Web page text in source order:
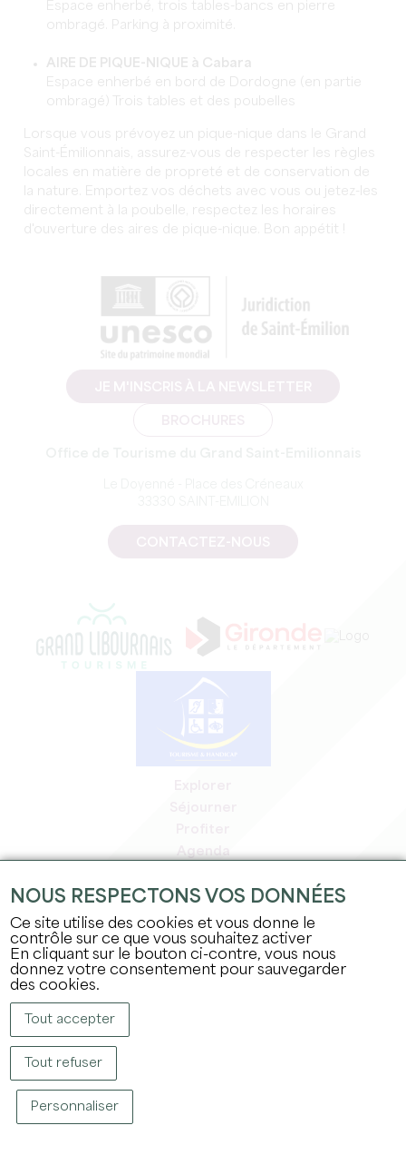
Espace enherbé, trois tables-bancs en pierre
ombragé. Parking à proximité.
AIRE DE PIQUE-NIQUE à Cabara
Espace enherbé en bord de Dordogne (en partie
ombragé) Trois tables et des poubelles
Lorsque vous prévoyez un pique-nique dans le Grand
Saint-Émilionnais, assurez-vous de respecter les règles
locales en matière de propreté et de conservation de
la nature. Emportez vos déchets avec vous ou jetez-les
directement à la poubelle, respectez les horaires
d'ouverture des aires de pique-nique. Bon appétit !
Agenda
Espace adhérents
Espace presse
Emplois & stages
Mentions légales
COPYRIGHT © 2026 OFFICE DE TOURISME DU GRAND SAINT-ÉMILIONNAIS
NOUS RESPECTONS VOS DONNÉES
Ce site utilise des cookies et vous donne le
contrôle sur ce que vous souhaitez activer
En cliquant sur le bouton ci-contre, vous nous
donnez votre consentement pour sauvegarder
des cookies.
Tout accepter
Tout refuser
Personnaliser